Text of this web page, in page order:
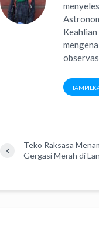
Teko Raksasa
Gergasi Merah di